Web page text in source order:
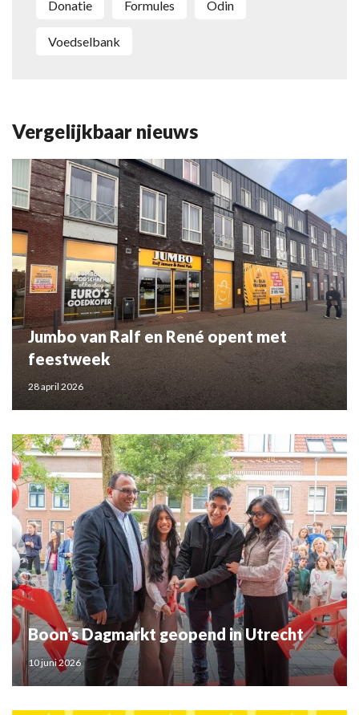
Donatie Formules Odin
Voedselbank
Vergelijkbaar nieuws
Jumbo van Ralf en René opent met
feestweek
28 april 2026
Boon’s Dagmarkt geopend in Utrecht
10 juni 2026